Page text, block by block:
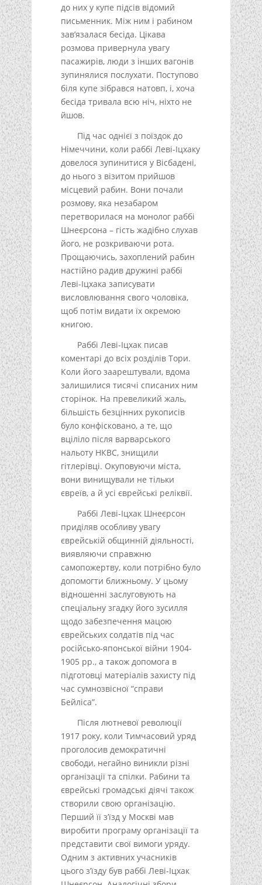
до них у купе підсів відомий
письменник. Між ним і рабином
зав’язалася бесіда. Цікава
розмова привернула увагу
пасажирів, люди з інших вагонів
зупинялися послухати. Поступово
біля купе зібрався натовп, і, хоча
бесіда тривала всю ніч, ніхто не
йшов.
Під час однієї з поїздок до
Німеччини, коли раббі Леві-Іцхаку
довелося зупинитися у Вісбадені,
до нього з візитом прийшов
місцевий рабин. Вони почали
розмову, яка незабаром
перетворилася на монолог раббі
Шнеєрсона – гість жадібно слухав
його, не розкриваючи рота.
Прощаючись, захоплений рабин
настійно радив дружині раббі
Леві-Іцхака записувати
висловлювання свого чоловіка,
щоб потім видати їх окремою
книгою.
Раббі Леві-Іцхак писав
коментарі до всіх розділів Тори.
Коли його заарештували, вдома
залишилися тисячі списаних ним
сторінок. На превеликий жаль,
більшість безцінних рукописів
було конфісковано, а те, що
вціліло після варварського
нальоту НКВС, знищили
гітлерівці. Окуповуючи міста,
вони винищували не тільки
євреїв, а й усі єврейські реліквії.
Раббі Леві-Іцхак Шнеєрсон
приділяв особливу увагу
єврейській общинній діяльності,
виявляючи справжню
самопожертву, коли потрібно було
допомогти ближньому. У цьому
відношенні заслуговують на
спеціальну згадку його зусилля
щодо забезпечення мацою
єврейських солдатів під час
російсько-японської війни 1904-
1905 рр., а також допомога в
підготовці матеріалів захисту під
час сумнозвісної “справи
Бейліса”.
Після лютневої революції
1917 року, коли Тимчасовий уряд
проголосив демократичні
свободи, негайно виникли різні
організації та спілки. Рабини та
єврейські громадські діячі також
створили свою організацію.
Перший її з’їзд у Москві мав
виробити програму організації та
представити свої вимоги уряду.
Одним з активних учасників
цього з’їзду був раббі Леві-Іцхак